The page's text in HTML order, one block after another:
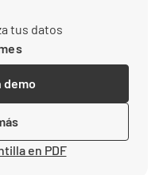
tus datos
demo
en PDF